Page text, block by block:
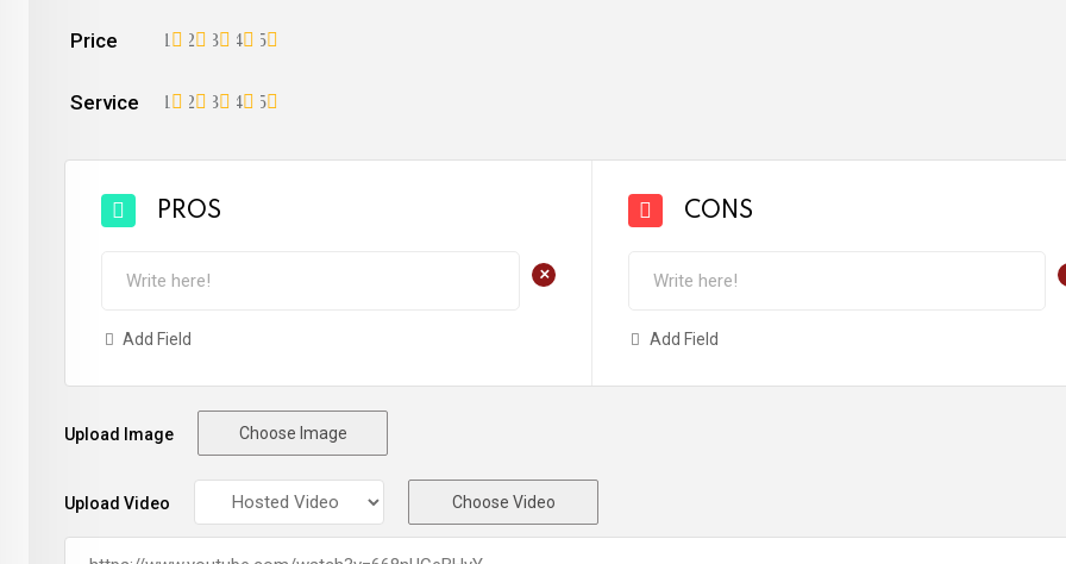
Price 5
4
3
2
1
Service 5
4
3
2
1
PROS
+
Add Field
CONS
Add Field
Upload Image Choose Image
Upload Video Choose Video